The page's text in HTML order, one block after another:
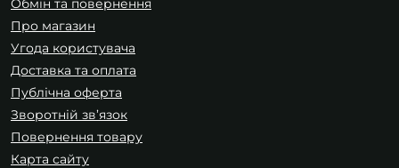
Обмін та повернення
Про магазин
Угода користувача
Доставка та оплата
Публічна оферта
Зворотній зв’язок
Повернення товару
Карта сайту